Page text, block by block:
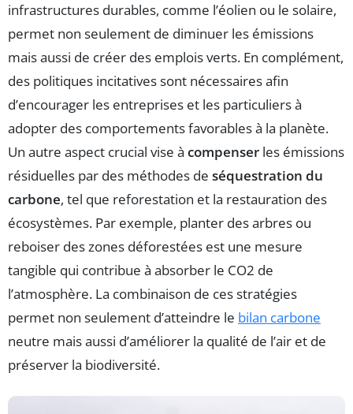
infrastructures durables, comme l’éolien ou le solaire,
permet non seulement de diminuer les émissions
mais aussi de créer des emplois verts. En complément,
des politiques incitatives sont nécessaires afin
d’encourager les entreprises et les particuliers à
adopter des comportements favorables à la planète.
Un autre aspect crucial vise à compenser les émissions
résiduelles par des méthodes de séquestration du
carbone, tel que reforestation et la restauration des
écosystèmes. Par exemple, planter des arbres ou
reboiser des zones déforestées est une mesure
tangible qui contribue à absorber le CO2 de
l’atmosphère. La combinaison de ces stratégies
permet non seulement d’atteindre le bilan carbone
neutre mais aussi d’améliorer la qualité de l’air et de
préserver la biodiversité.